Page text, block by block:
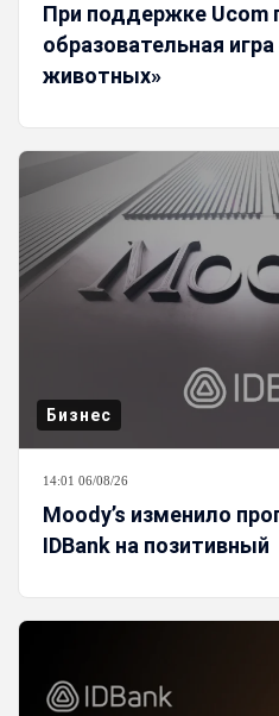
При поддержке Ucom
образовательная
животных»
Бизнес
14:01 06/08/26
Moody’s изменило
IDBank на позитивный